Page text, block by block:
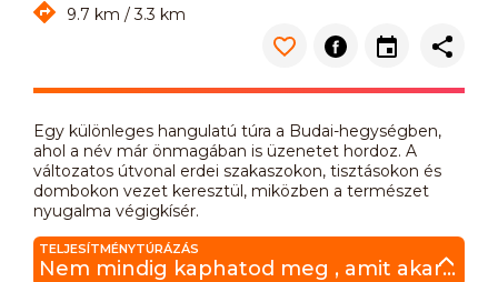
9.7 km / 3.3 km
Egy különleges hangulatú túra a Budai-hegységben,
ahol a név már önmagában is üzenetet hordoz. A
változatos útvonal erdei szakaszokon, tisztásokon és
dombokon vezet keresztül, miközben a természet
nyugalma végigkísér.
TELJESÍTMÉNYTÚRÁZÁS
Nem mindig kaphatod meg , amit akarsz 10